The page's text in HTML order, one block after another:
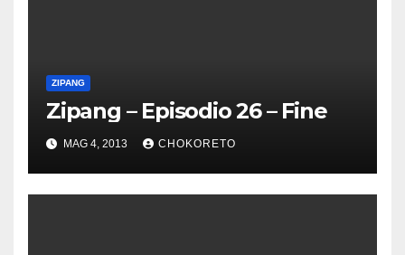
ZIPANG
Zipang – Episodio 26 – Fine
MAG 4, 2013 CHOKORETO